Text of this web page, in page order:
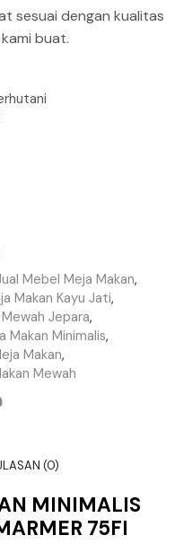
sesuai dengan kualitas
buat.
Mebel Meja Makan,
Makan Kayu Jati,
Jepara,
Makan Minimalis,
Makan,
Mewah
(0)
MINIMALIS
75FI